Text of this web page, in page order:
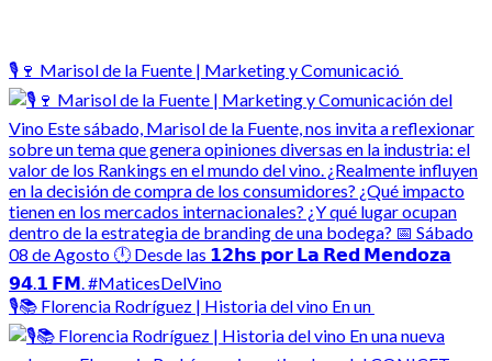
🎙️🍷 Marisol de la Fuente | Marketing y Comunicació
🎙️📚 Florencia Rodríguez | Historia del vino En un